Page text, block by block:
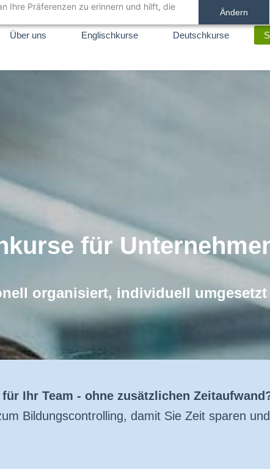
Ihre Präferenzen zu erinnern und hilft, die
Ändern
Über uns Englischkurse Deutschkurse
für
organisiert, individuell umgesetzt
Ihr Team - ohne zusätzlichen
Bildungscontrolling, damit Sie Zeit sparen